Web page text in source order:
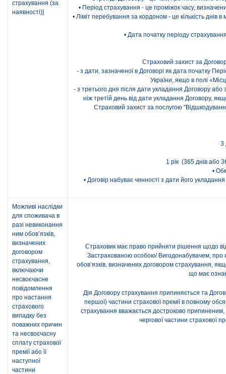
страхування (за
наявності)]
• Період страхування - це проміжок часу,
• Ліміт перебування за кордоном - це кількість
• Дата початку періоду
Страховий захист за
- з дати, зазначеної в Договорі як дата початку
України, якщо в полі
- з третього дня після дати укладання Договору або
ніж третій день від дати укладання Договору,
Страховий захист за послугою
3
1 рік (365 днів або
•
• Договір набуває чинності з дати його
Можливі наслідки
для споживача в
разі невиконання
ним обов’язків,
визначених
договором
страхування,
включаючи
несвоєчасне
повідомлення
про настання
страхового
випадку без
поважних причин
та несвоєчасну
сплату страхової
премії або її
наступної
частини
Страховик має право прийняти рішення щодо
Застрахованою особою/ Вигодонабувачем, про
обов’язків, визначених договором страхування,
що має
Дія Договору страхування припиняється та
першої) частини страхової премії в повному
страхування вважається достроково припиненим,
чергової частини страхової